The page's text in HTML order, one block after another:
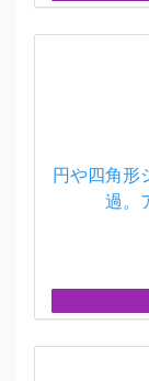
円や四角形
過。